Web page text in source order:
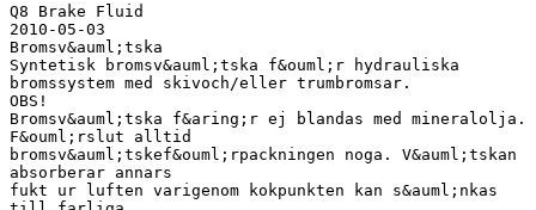
Q8 Brake Fluid
2010-05-03
Bromsv&auml;tska
Syntetisk bromsv&auml;tska f&ouml;r hydrauliska
bromssystem med skivoch/eller trumbromsar.
OBS!
Bromsv&auml;tska f&aring;r ej blandas med mineralolja.
F&ouml;rslut alltid
bromsv&auml;tskef&ouml;rpackningen noga. V&auml;tskan
absorberar annars
fukt ur luften varigenom kokpunkten kan s&auml;nkas